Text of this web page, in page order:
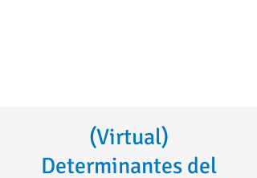
(Virtual)
Determinantes del